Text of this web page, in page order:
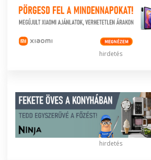
hirdetés
hirdetés